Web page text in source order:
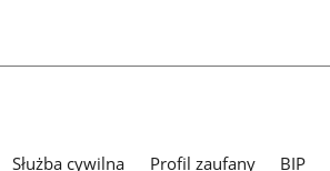
Służba cywilna Profil zaufany BIP